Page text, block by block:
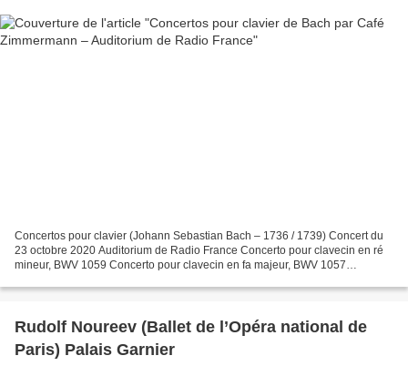
Concertos pour clavier (Johann Sebastian Bach – 1736 / 1739) Concert du
23 octobre 2020 Auditorium de Radio France Concerto pour clavecin en ré
mineur, BWV 1059 Concerto pour clavecin en fa majeur, BWV 1057
Rudolf Noureev (Ballet de l’Opéra national de
Paris) Palais Garnier